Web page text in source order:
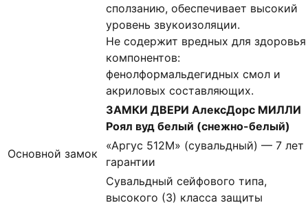
сползанию, обеспечивает высокий
уровень звукоизоляции.
Не содержит вредных для здоровья
компонентов:
фенолформальдегидных смол и
акриловых составляющих.
ЗАМКИ ДВЕРИ АлексДорс МИЛЛИ
Роял вуд белый (снежно-белый)
Основной замок
«Аргус 512М» (сувальдный) — 7 лет
гарантии
Сувальдный сейфового типа,
высокого (3) класса защиты